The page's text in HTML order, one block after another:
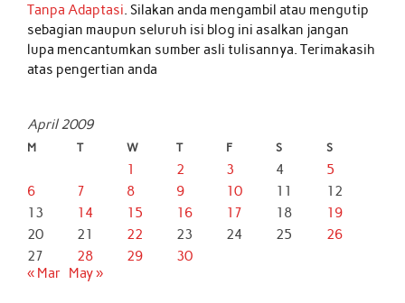
Tanpa Adaptasi. Silakan anda mengambil atau mengutip
sebagian maupun seluruh isi blog ini asalkan jangan
lupa mencantumkan sumber asli tulisannya. Terimakasih
atas pengertian anda
April 2009
M T W T F S S
1 2 3 4
5
6
7 8 9 10 11
12
13
14 15 16 17 18
19
20
21 22 23 24 25
26
27
28 29
30
« Mar May »